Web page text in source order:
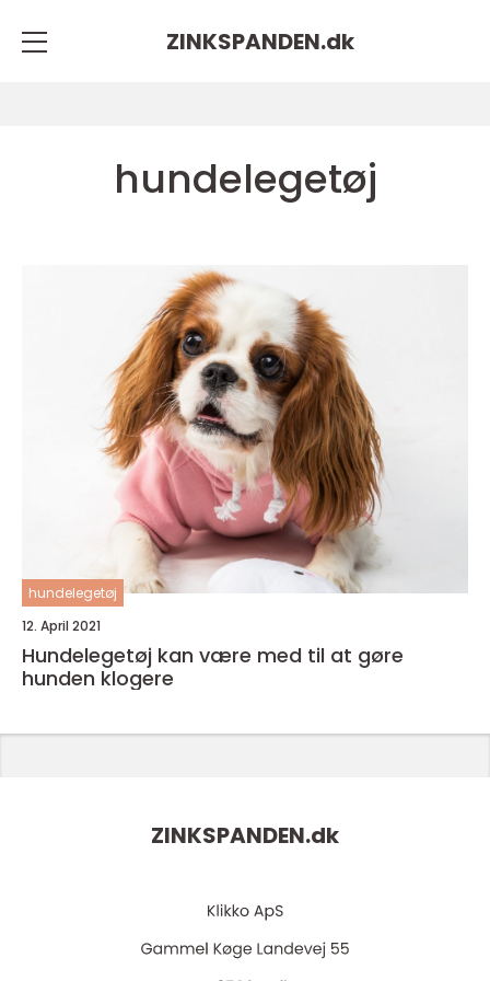
ZINKSPANDEN.dk
hundelegetøj
hundelegetøj
12. April 2021
Hundelegetøj kan være med til at gøre
hunden klogere
ZINKSPANDEN.dk